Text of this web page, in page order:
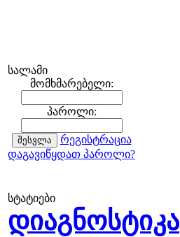
სალამი
მომხმარებელი:
პაროლი:
რეგისტრაცია
დაგავიწყდათ პაროლი?
სტატიები
დიაგნოსტიკა